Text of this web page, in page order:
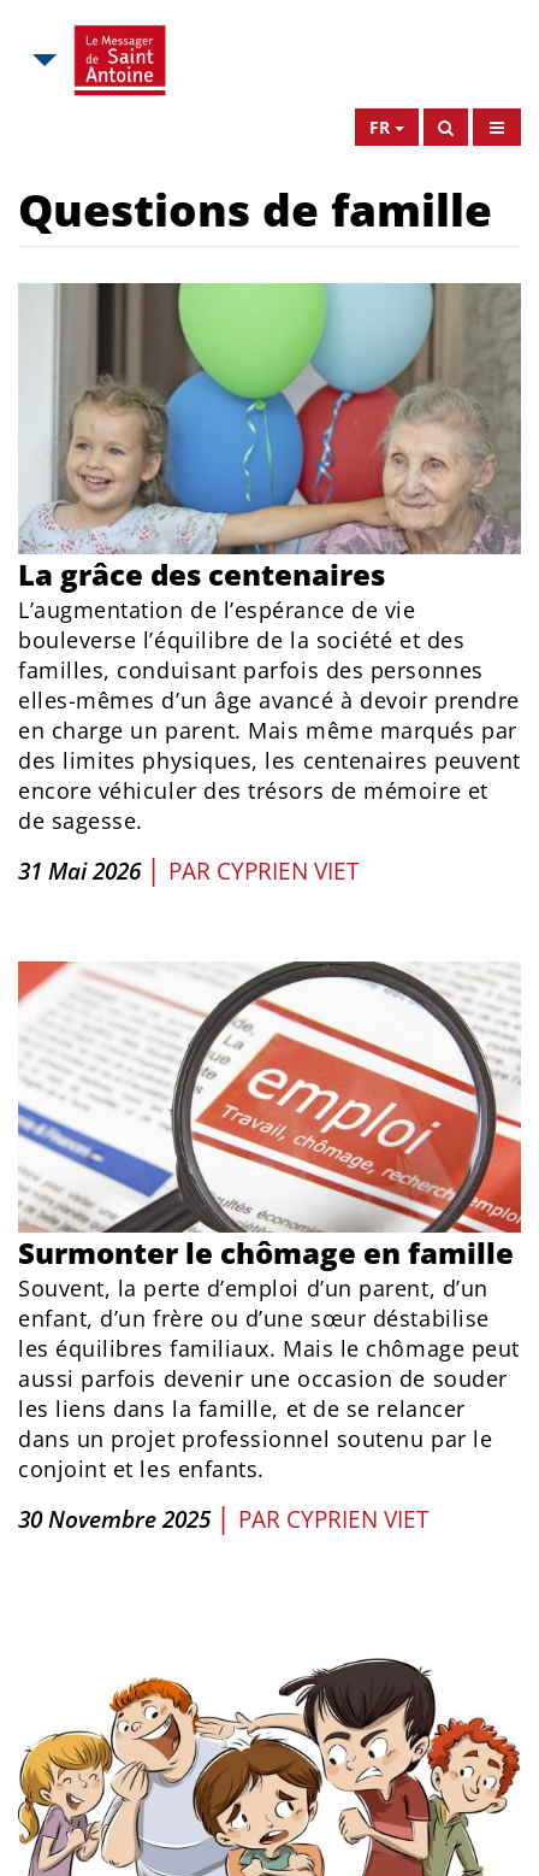
FR
Questions de famille
La grâce des centenaires
L’augmentation de l’espérance de vie
bouleverse l’équilibre de la société et des
familles, conduisant parfois des personnes
elles-mêmes d’un âge avancé à devoir prendre
en charge un parent. Mais même marqués par
des limites physiques, les centenaires peuvent
encore véhiculer des trésors de mémoire et
de sagesse.
31 Mai 2026 | PAR CYPRIEN VIET
Surmonter le chômage en famille
Souvent, la perte d’emploi d’un parent, d’un
enfant, d’un frère ou d’une sœur déstabilise
les équilibres familiaux. Mais le chômage peut
aussi parfois devenir une occasion de souder
les liens dans la famille, et de se relancer
dans un projet professionnel soutenu par le
conjoint et les enfants.
30 Novembre 2025 | PAR CYPRIEN VIET